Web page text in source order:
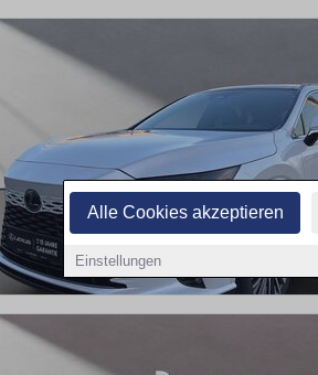
Alle Cookies akzeptieren
Einstellungen